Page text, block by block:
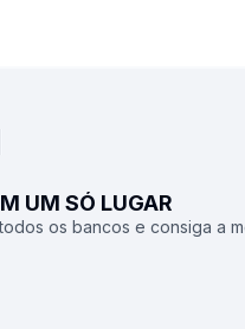
UM SÓ LUGAR
os bancos e consiga a